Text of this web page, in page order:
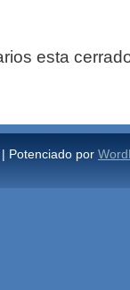
esta
Potenciado por